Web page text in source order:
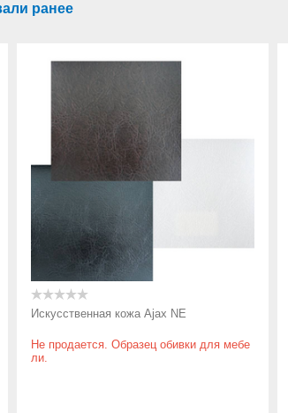
ранее
Искусственная кожа Ajax NE
Не продается. Образец обивки для мебе
ли.